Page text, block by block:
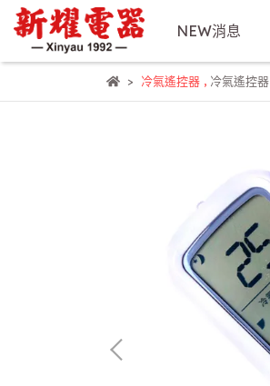
NEW消息
冷氣遙控器, 冷氣遙控器